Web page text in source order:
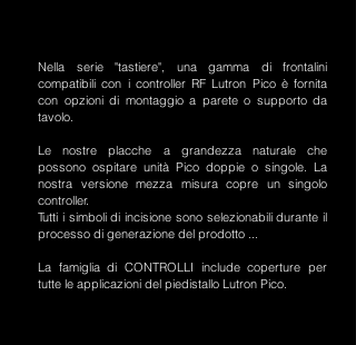
Nella serie "tastiere", una gamma di frontalini
compatibili con i controller RF Lutron Pico è fornita
con opzioni di montaggio a parete o supporto da
tavolo.
Le nostre placche a grandezza naturale che
possono ospitare unità Pico doppie o singole. La
nostra versione mezza misura copre un singolo
controller.
Tutti i simboli di incisione sono selezionabili durante il
processo di generazione del prodotto ...
La famiglia di CONTROLLI include coperture per
tutte le applicazioni del piedistallo Lutron Pico.